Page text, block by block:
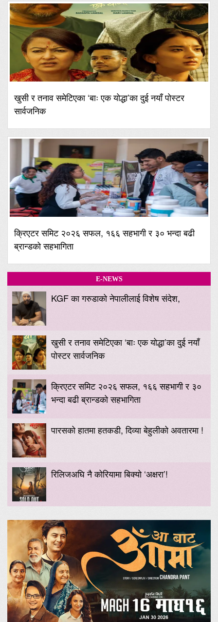
खुसी र तनाव समेटिएका ‘बाः एक योद्धा’का दुई नयाँ पोस्टर
सार्वजनिक
क्रिएटर समिट २०२६ सफल, १६६ सहभागी र ३० भन्दा बढी
ब्रान्डको सहभागिता
E-NEWS
KGF का गरुडाको नेपालीलाई विशेष संदेश,
खुसी र तनाव समेटिएका ‘बाः एक योद्धा’का दुई नयाँ
पोस्टर सार्वजनिक
क्रिएटर समिट २०२६ सफल, १६६ सहभागी र ३०
भन्दा बढी ब्रान्डको सहभागिता
पारसको हातमा हतकडी, दिव्या बेहुलीको अवतारमा !
रिलिजअघि नै कोरियामा बिक्यो ‘अक्षरा’!